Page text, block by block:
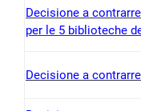
Decisione a
per le 5 biblioteche
Decisione a